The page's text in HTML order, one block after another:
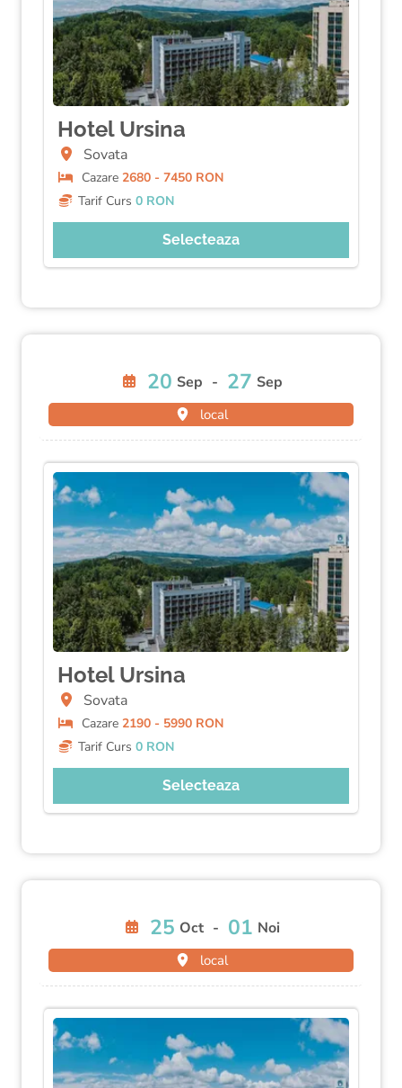
Hotel Ursina
Sovata
Cazare 2680 - 7450 RON
Tarif Curs 0 RON
Selecteaza
20 Sep - 27 Sep
local
Hotel Ursina
Sovata
Cazare 2190 - 5990 RON
Tarif Curs 0 RON
Selecteaza
25 Oct - 01 Noi
local